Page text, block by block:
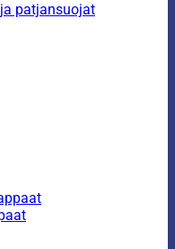
patjansuojat